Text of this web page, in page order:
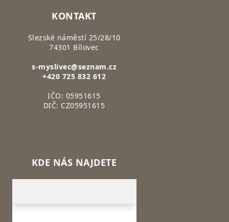
KONTAKT
Slezské náměstí 25/28/10
74301 Bílovec
s-myslivec@seznam.cz
+420 725 832 612
IČO: 05951615
DIČ: CZ05951615
KDE NÁS NAJDETE